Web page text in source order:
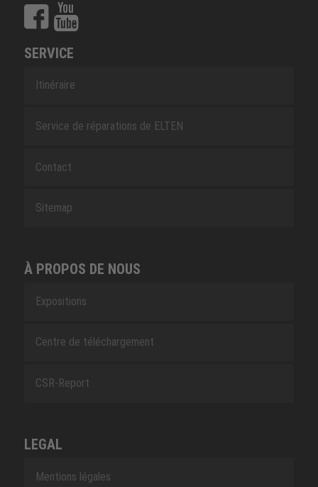
SERVICE
Itinéraire
Service de réparations de ELTEN
Contact
Sitemap
À PROPOS DE NOUS
Expositions
Centre de téléchargement
CSR-Report
LEGAL
Mentions légales